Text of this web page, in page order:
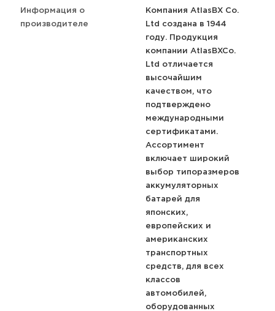
Информация о
производителе
Компания AtlasBX Co.
Ltd создана в 1944
году. Продукция
компании AtlasBXCo.
Ltd отличается
высочайшим
качеством, что
подтверждено
международными
сертификатами.
Ассортимент
включает широкий
выбор типоразмеров
аккумуляторных
батарей для
японских,
европейских и
американских
транспортных
средств, для всех
классов
автомобилей,
оборудованных